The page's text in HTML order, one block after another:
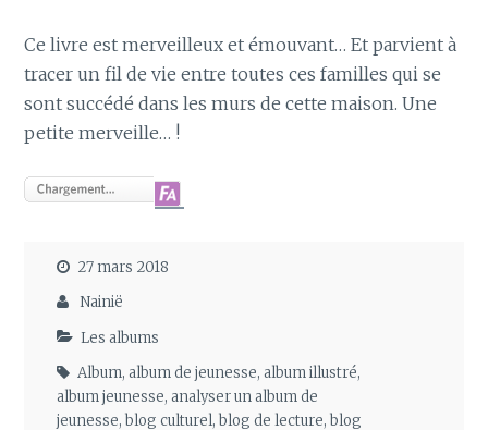
Ce livre est merveilleux et émouvant… Et parvient à
tracer un fil de vie entre toutes ces familles qui se
sont succédé dans les murs de cette maison. Une
petite merveille… !
27 mars 2018
Nainië
Les albums
Album,album de jeunesse,album illustré,
album jeunesse,analyser un album de
jeunesse,blog culturel,blog de lecture,blog